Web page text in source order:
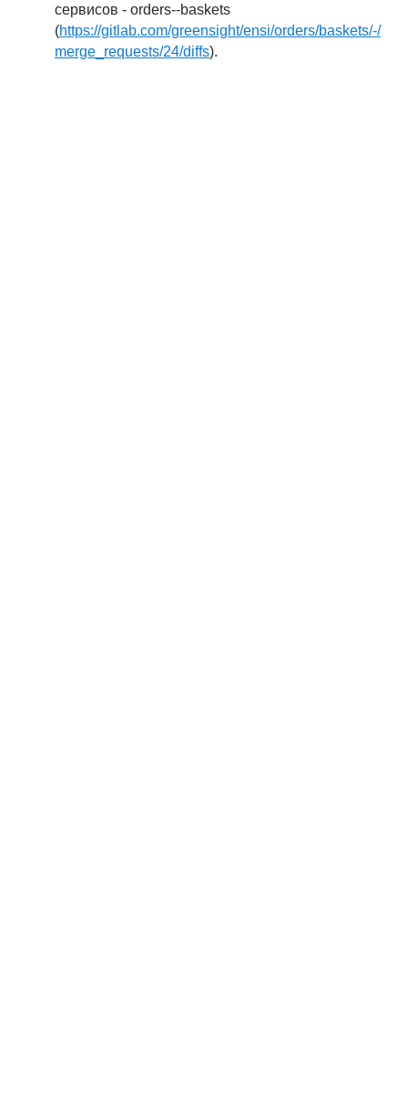
сервисов - orders--baskets
(https://gitlab.com/greensight/ensi/orders/baskets/-/
merge_requests/24/diffs).